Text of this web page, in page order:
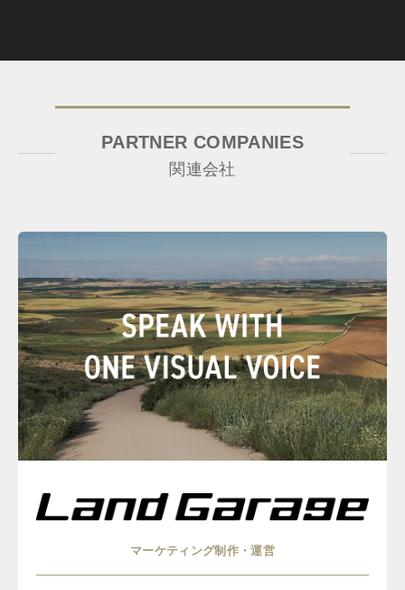
PARTNER COMPANIES
関連会社
マーケティング制作・運営